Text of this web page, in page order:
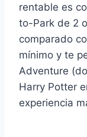
rentable es
to-Park de 2
comparado
mínimo y te
Adventure
Harry Potter
experiencia